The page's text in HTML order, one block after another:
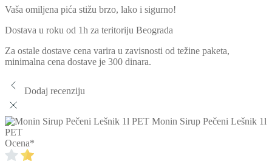
Vaša omiljena pića stižu brzo, lako i sigurno!
Dostava u roku od 1h za teritoriju Beograda
Za ostale dostave cena varira u zavisnosti od težine paketa,
minimalna cena dostave je 300 dinara.
Dodaj recenziju
Monin Sirup Pečeni Lešnik 1l
PET
Ocena*